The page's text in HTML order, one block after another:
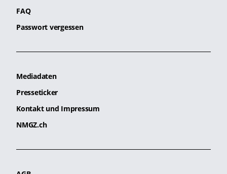
FAQ
Passwort vergessen
Mediadaten
Presseticker
Kontakt und Impressum
NMGZ.ch